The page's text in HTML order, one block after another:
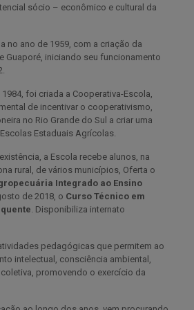
sócio – econômico e cultural da
no ano de 1959, com a criação da
Guaporé, iniciando seu funcionamento
foi criada a Cooperativa-Escola,
de incentivar o cooperativismo,
no Rio Grande do Sul a criar uma
Estaduais Agrícolas.
a Escola recebe alunos, na
rural, de vários municípios, Oferta o
Integrado ao Ensino
de 2018, o Curso Técnico em
. Disponibiliza internato
pedagógicas que permitem ao
intelectual, consciência ambiental,
promovendo o exercício da